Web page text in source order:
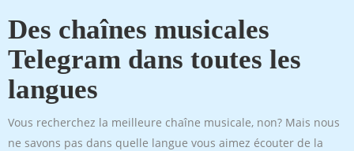
Des chaînes musicales
Telegram dans toutes les
langues
Vous recherchez la meilleure chaîne musicale, non? Mais nous
ne savons pas dans quelle langue vous aimez écouter de la